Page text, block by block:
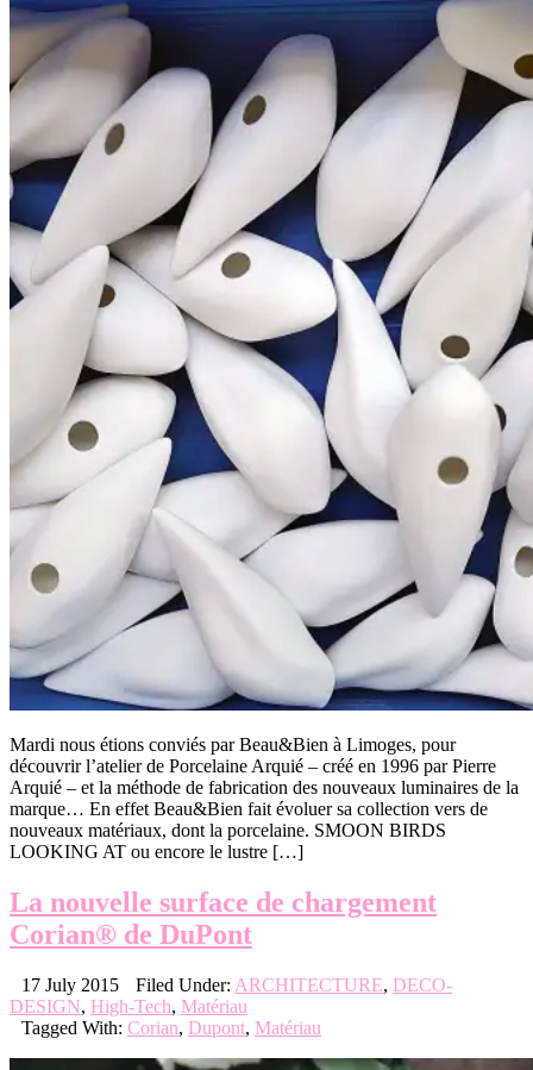
Mardi nous étions conviés par Beau&Bien à Limoges, pour
découvrir l’atelier de Porcelaine Arquié – créé en 1996 par Pierre
Arquié – et la méthode de fabrication des nouveaux luminaires de la
marque… En effet Beau&Bien fait évoluer sa collection vers de
nouveaux matériaux, dont la porcelaine. SMOON BIRDS
LOOKING AT ou encore le lustre […]
La nouvelle surface de chargement
Corian® de DuPont
17 July 2015 Filed Under: ARCHITECTURE, DECO-
DESIGN, High-Tech, Matériau
Tagged With: Corian, Dupont, Matériau